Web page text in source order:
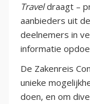
Traveldraagt –
aanbieders uit
deelnemers in
informatie
De Zakenreis
unieke
doen, en om